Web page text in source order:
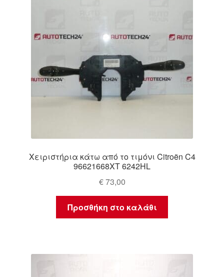
Χειριστήρια κάτω από το τιμόνι Citroën C4
96621668XT 6242HL
€73,00
Προσθήκη στο καλάθι